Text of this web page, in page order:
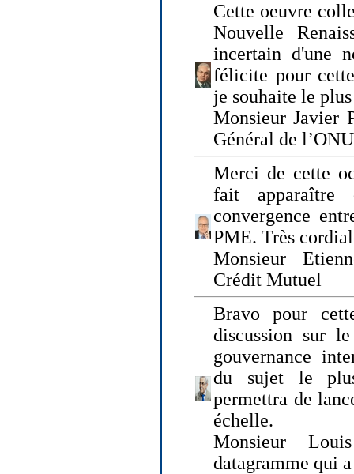
Cette oeuvre
Nouvelle
incertain d'une
félicite pour
je souhaite le
Monsieur Javier
Général de
Merci de cette
fait apparaître
convergence
PME. Très
Monsieur
Crédit Mutuel
Bravo pour
discussion sur
gouvernance
du sujet le
permettra de
échelle.
Monsieur
datagramme qui